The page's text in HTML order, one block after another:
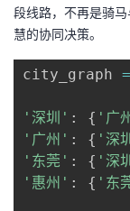
的
课
程
我
的
认
证
我
的
实
我
的
技
术
支
持
的
云
声
建
段线路，不再是骑
慧的协同决策。
city_graph =
'深圳' : { '广
'广州' : { '深
'东莞' : { '深
'惠州' : { '东